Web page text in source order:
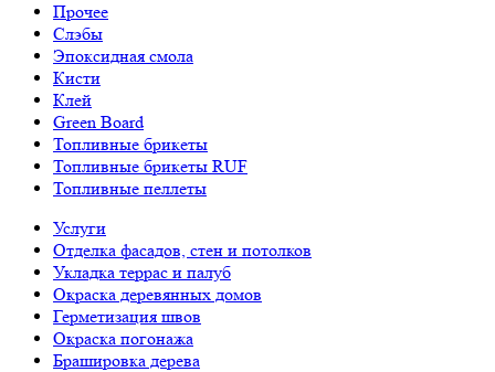
Прочее
Слэбы
Эпоксидная смола
Кисти
Клей
Green Board
Топливные брикеты
Топливные брикеты RUF
Топливные пеллеты
Услуги
Отделка фасадов, стен и потолков
Укладка террас и палуб
Окраска деревянных домов
Герметизация швов
Окраска погонажа
Брашировка дерева